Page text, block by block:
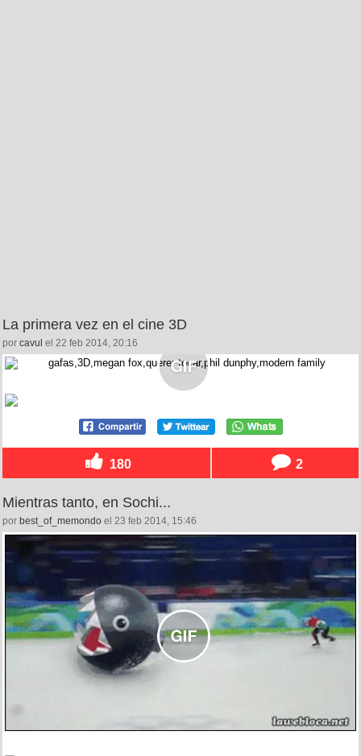
La primera vez en el cine 3D
por cavul el 22 feb 2014, 20:16
180 2
Mientras tanto, en Sochi...
por best_of_memondo el 23 feb 2014, 15:46